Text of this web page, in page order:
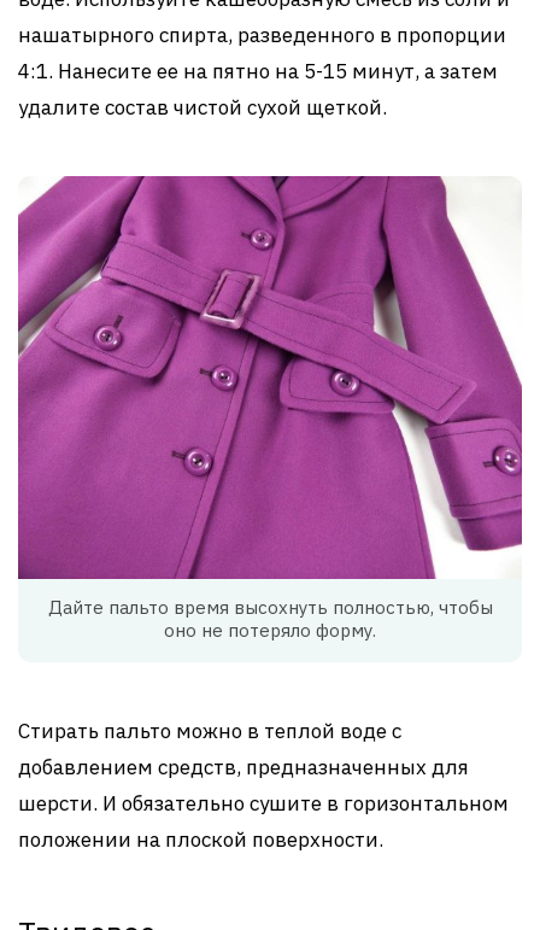
нашатырного спирта, разведенного в пропорции
4:1. Нанесите ее на пятно на 5-15 минут, а затем
удалите состав чистой сухой щеткой.
Дайте пальто время высохнуть полностью, чтобы
оно не потеряло форму.
Стирать пальто можно в теплой воде с
добавлением средств, предназначенных для
шерсти. И обязательно сушите в горизонтальном
положении на плоской поверхности.